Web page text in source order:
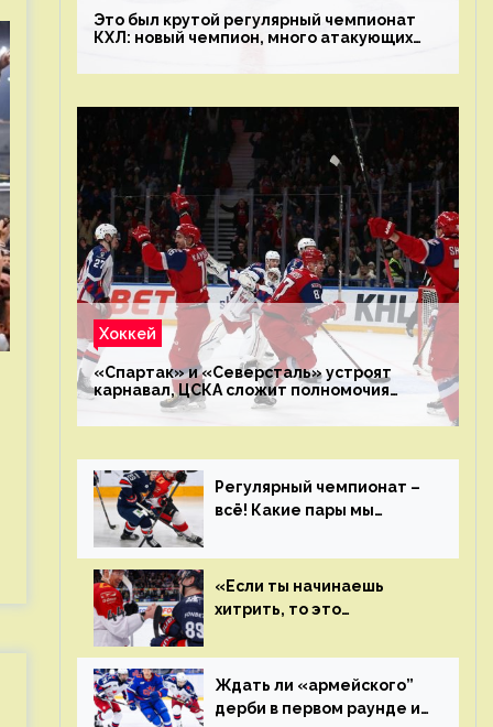
Это был крутой регулярный чемпионат
КХЛ: новый чемпион, много атакующих
Хоккей
«Спартак» и «Северсталь» устроят
карнавал, ЦСКА сложит полномочия
чемпиона. Превью первого раунда плей-
офф на Западе
Регулярный чемпионат –
всё! Какие пары мы
«Если ты начинаешь
хитрить, то это
бумерангом»
Ждать ли «армейского”
дерби в первом раунде и